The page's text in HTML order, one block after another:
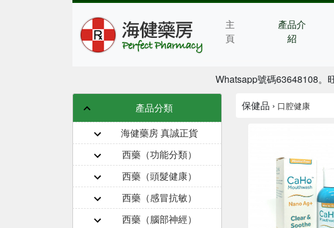
主
頁
產品介
紹
Whatsapp號碼63648108。旺角
產品分類
海健藥房 真誠正貨
西藥（功能分類）
西藥（頭髮健康）
西藥（感冒抗敏）
西藥（腦部神經）
保健品 › 口腔健康